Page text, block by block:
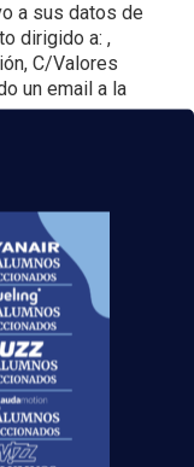
a sus datos de
dirigido a: ,
C/Valores
un email a la